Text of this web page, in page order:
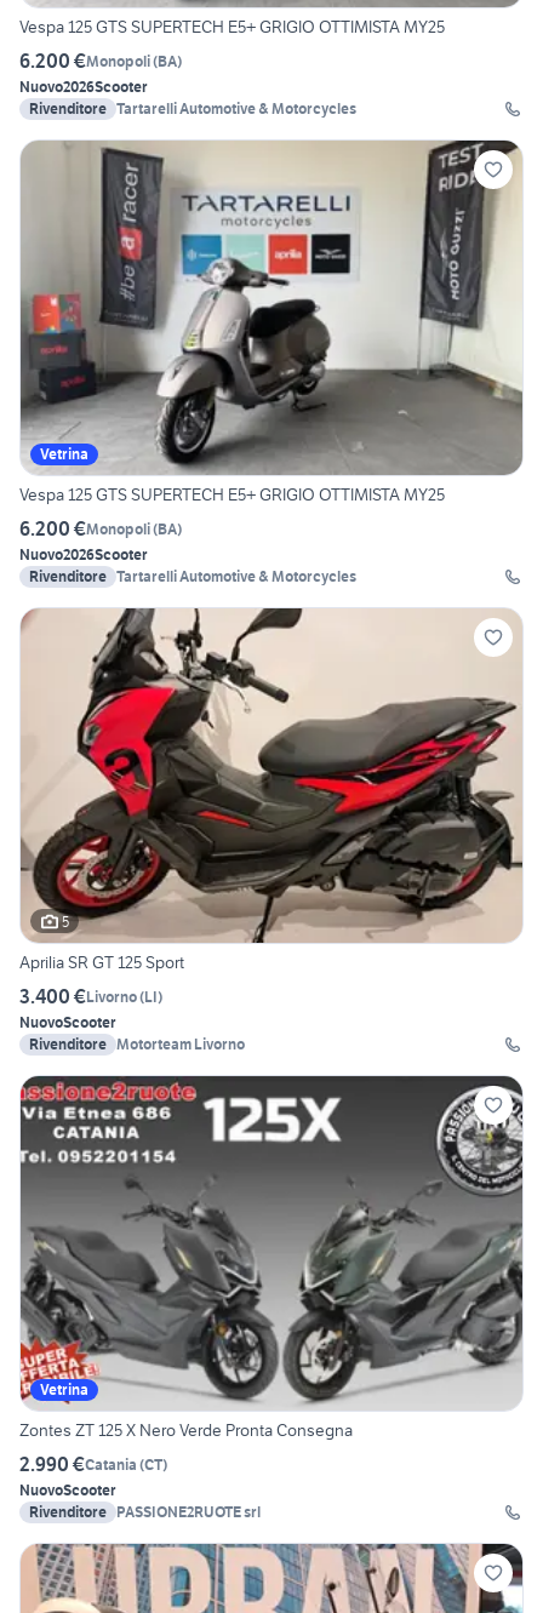
Vespa 125 GTS SUPERTECH E5+ GRIGIO OTTIMISTA MY25
6.200 €Monopoli(BA)
Nuovo2026Scooter
Rivenditore Tartarelli Automotive & Motorcycles
Vetrina
Vespa 125 GTS SUPERTECH E5+ GRIGIO OTTIMISTA MY25
6.200 €Monopoli(BA)
Nuovo2026Scooter
Rivenditore Tartarelli Automotive & Motorcycles
5
Aprilia SR GT 125 Sport
3.400 €Livorno(LI)
NuovoScooter
Rivenditore Motorteam Livorno
Vetrina
Zontes ZT 125 X Nero Verde Pronta Consegna
2.990 €Catania (CT)
NuovoScooter
Rivenditore PASSIONE2RUOTE srl